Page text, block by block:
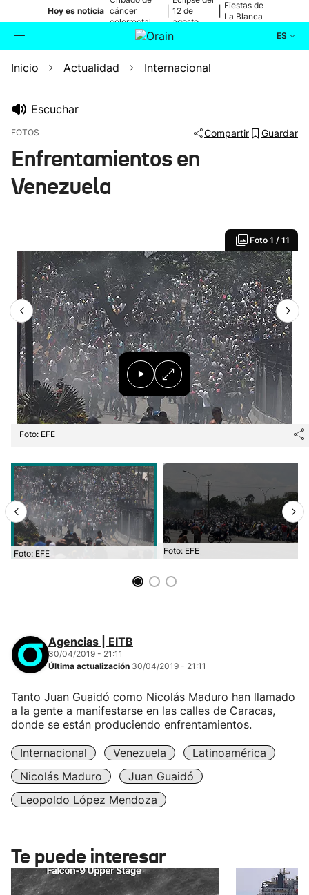
Hoy es noticia cáncer
colorrectal
12 de
agosto
Fiestas de
La Blanca
ES
Buscador Actualidad
Inicio Actualidad Internacional
Escuchar
FOTOS Compartir Guardar
Enfrentamientos en
Venezuela
Foto 1 / 11
Foto: EFE
Foto: EFE Foto: EFE
Agencias | EITB
30/04/2019 - 21:11
Última actualización 30/04/2019 - 21:11
Tanto Juan Guaidó como Nicolás Maduro han llamado
a la gente a manifestarse en las calles de Caracas,
donde se están produciendo enfrentamientos.
Internacional Venezuela
Latinoamérica
Nicolás Maduro
Juan Guaidó
Leopoldo López Mendoza
Te puede interesar